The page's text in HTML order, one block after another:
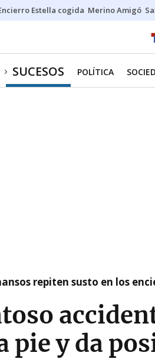
Estella cogida Merino Amigó
SUCESOS POLÍTICA
repiten susto en los
pie y da